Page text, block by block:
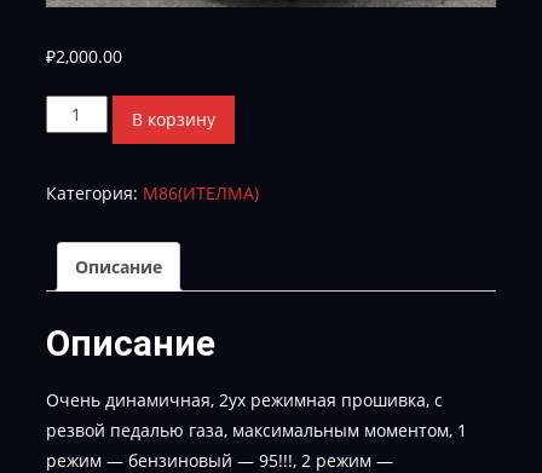
₽2,000.00
Количество
товара
S-
GBO42RMetan
В корзину
Категория: М86(ИТЕЛМА)
Описание
Описание
Очень динамичная, 2ух режимная прошивка, с
резвой педалью газа, максимальным моментом, 1
режим — бензиновый — 95!!!, 2 режим —